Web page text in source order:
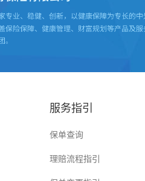
服务指引
保单查询
理赔流程指引